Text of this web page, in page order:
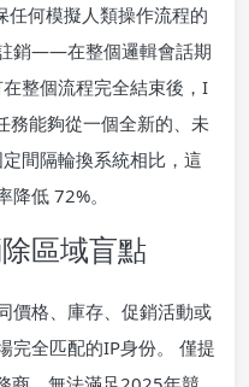
任何模擬人類操作流程的
銷——在整個邏輯會話期
整個流程完全結束後，I
務能夠從一個全新的、未
間隔輪換系統相比，這
低 72%。
區域盲點
價格、庫存、促銷活動或
完全匹配的IP身份。 僅提